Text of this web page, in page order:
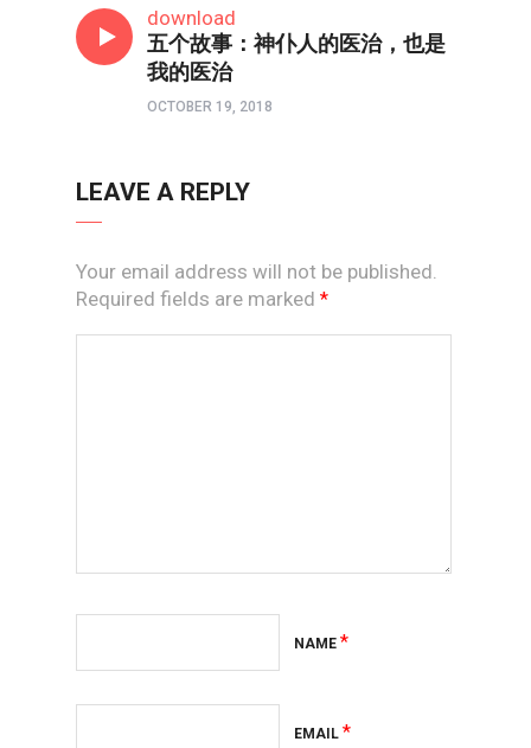
download
五个故事：神仆人的医治，也是
我的医治
OCTOBER 19, 2018
LEAVE A REPLY
Your email address will not be published.
Required fields are marked *
NAME *
EMAIL *